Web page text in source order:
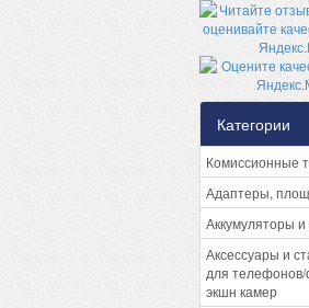
Категории
Комиссионные
Адаптеры,
Аккумуляторы
Аксессуары и
для
экшн камер